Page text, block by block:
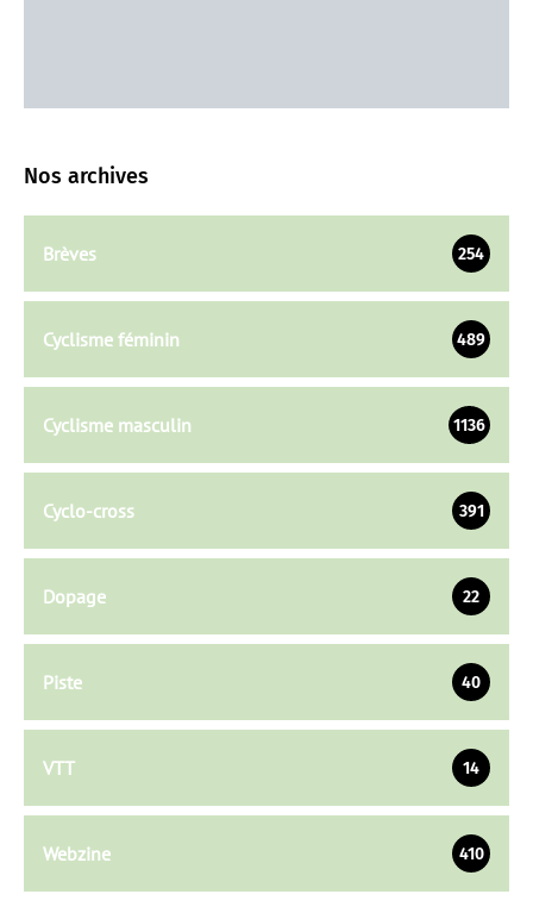
Nos archives
Brèves 254
Cyclisme féminin 489
Cyclisme masculin 1136
Cyclo-cross 391
Dopage 22
Piste 40
VTT 14
Webzine 410